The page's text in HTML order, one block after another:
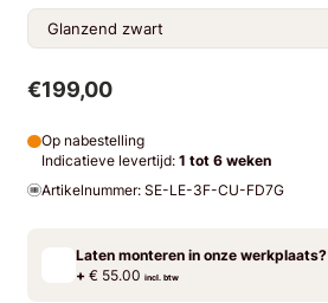
€199,00
Op nabestelling
Indicatieve levertijd: 1 tot 6 weken
Artikelnummer: SE-LE-3F-CU-FD7G
Laten monteren in onze werkplaats?
+€ 55.00 incl. btw